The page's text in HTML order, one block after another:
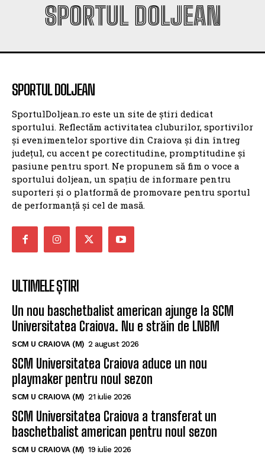
SPORTUL DOLJEAN
SPORTUL DOLJEAN
SportulDoljean.ro este un site de știri dedicat
sportului. Reflectăm activitatea cluburilor, sportivilor
și evenimentelor sportive din Craiova și din întreg
județul, cu accent pe corectitudine, promptitudine și
pasiune pentru sport. Ne propunem să fim o voce a
sportului doljean, un spațiu de informare pentru
suporteri și o platformă de promovare pentru sportul
de performanță și cel de masă.
ULTIMELE ȘTIRI
Un nou baschetbalist american ajunge la SCM
Universitatea Craiova. Nu e străin de LNBM
SCM U CRAIOVA (M) 2 august 2026
SCM Universitatea Craiova aduce un nou
playmaker pentru noul sezon
SCM U CRAIOVA (M) 21 iulie 2026
SCM Universitatea Craiova a transferat un
baschetbalist american pentru noul sezon
SCM U CRAIOVA (M) 19 iulie 2026